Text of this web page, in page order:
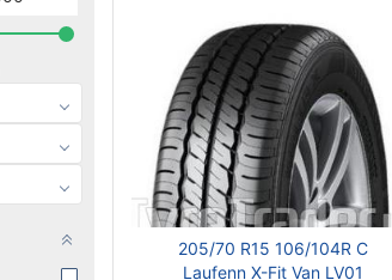
205/70 R15 106/104R C
Laufenn X-Fit Van LV01